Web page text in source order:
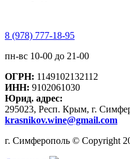
8 (978) 777-18-95
пн-вс 10-00 до 21-00
ОГРН: 1149102132112
ИНН: 9102061030
Юрид. адрес:
295023, Респ. Крым, г.
krasnikov.wine@gmail.com
г. Симферополь © Copyright